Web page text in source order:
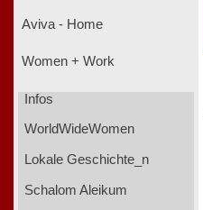
Aviva - Home
Women + Work
Infos
WorldWideWomen
Lokale Geschichte_n
Schalom Aleikum